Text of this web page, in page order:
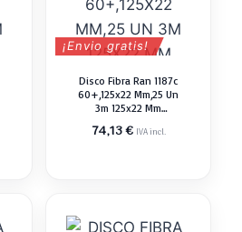
¡Envio gratis!
Disco Fibra Ran 1187c
60+,125x22 Mm,25 Un
3m 125x22 Mm
74,13€ IVA incl.